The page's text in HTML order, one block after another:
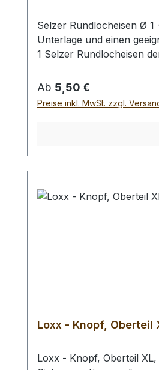
Selzer Rundlocheisen Ø
Unterlage und einen
1 Selzer Rundlocheisen
Regulärer Preis:
Ab 5,50 €
Preise inkl. MwSt. zzgl.
Loxx - Knopf, Oberteil
Loxx - Knopf, Oberteil